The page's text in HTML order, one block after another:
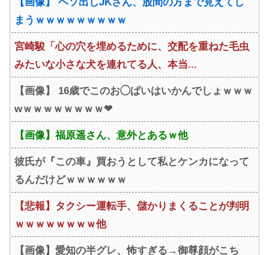
まうｗｗｗｗｗｗｗｗｗ
宮崎駿「心の穴を埋めるために、交配を重ねた毛虫
みたいな小さな犬を連れてる人、本当...
【画像】 16歳でこのお◯ぱいはいかんでしょｗｗｗ
wｗｗｗｗｗｗｗｗ❤
【画像】福原遥さん、意外とあるｗ他
彼氏が『この車』買おうとして私とケンカになって
るんだけどｗｗｗｗｗｗ
【悲報】タクシー運転手、儲かりまくることが判明
ｗｗｗｗｗｗｗｗ他
【画像】愛知の半グレ、怖すぎる→御尊顔がこち